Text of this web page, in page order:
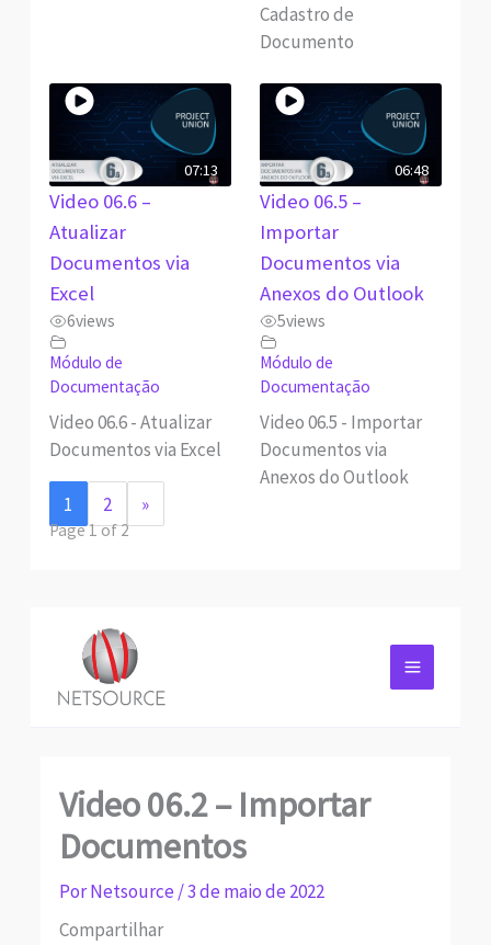
Cadastro de
Documento
07:13
Video 06.6 –
Atualizar
Documentos via
Excel
6views
Módulo de
Documentação
Video 06.6 - Atualizar
Documentos via Excel
06:48
Video 06.5 –
Importar
Documentos via
Anexos do Outlook
5views
Módulo de
Documentação
Video 06.5 - Importar
Documentos via
Anexos do Outlook
1
2 »
Page 1 of 2
Video 06.2 – Importar
Documentos
PorNetsource /3 de maio de 2022
Compartilhar